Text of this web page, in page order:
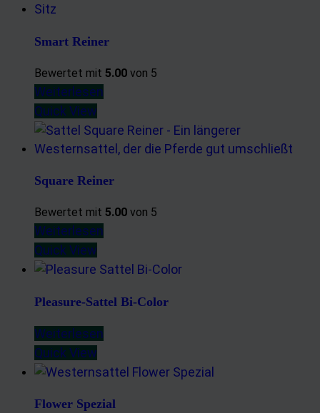
Smart Reiner
Bewertet mit 5.00 von 5
Weiterlesen
Quick View
Square Reiner
Bewertet mit 5.00 von 5
Weiterlesen
Quick View
Pleasure-Sattel Bi-Color
Weiterlesen
Quick View
Flower Spezial